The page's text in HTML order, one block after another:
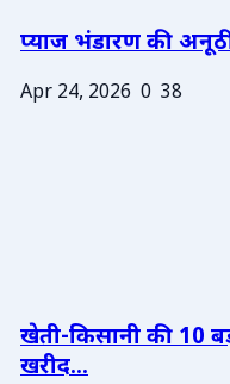
प्याज भंडारण की
Apr 24, 2026 0 38
खेती-किसानी की 10
खरीद...